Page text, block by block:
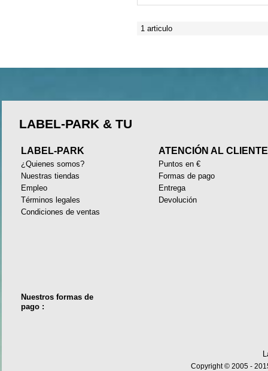
1 articulo
LABEL-PARK & TU
LABEL-PARK
¿Quienes somos?
Nuestras tiendas
Empleo
Términos legales
Condiciones de ventas
ATENCIÓN AL
Puntos en €
Formas de pago
Entrega
Devolución
Nuestros formas de
pago :
Copyright © 2005 -